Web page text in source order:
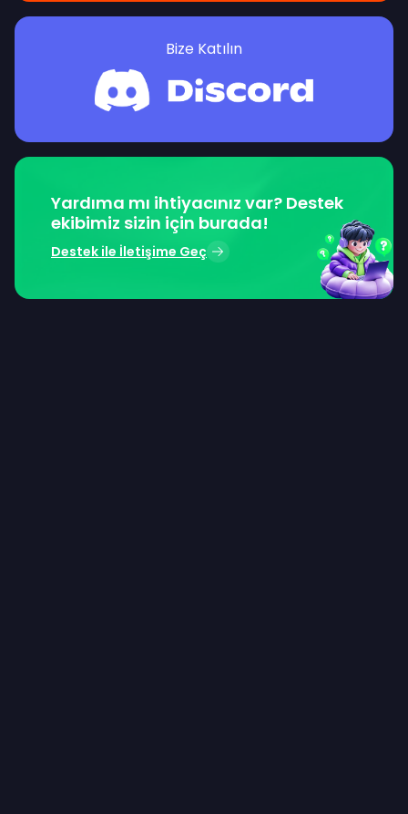
Bize Katılın
Yardıma mı ihtiyacınız var? Destek
ekibimiz sizin için burada!
Destek ile İletişime Geç